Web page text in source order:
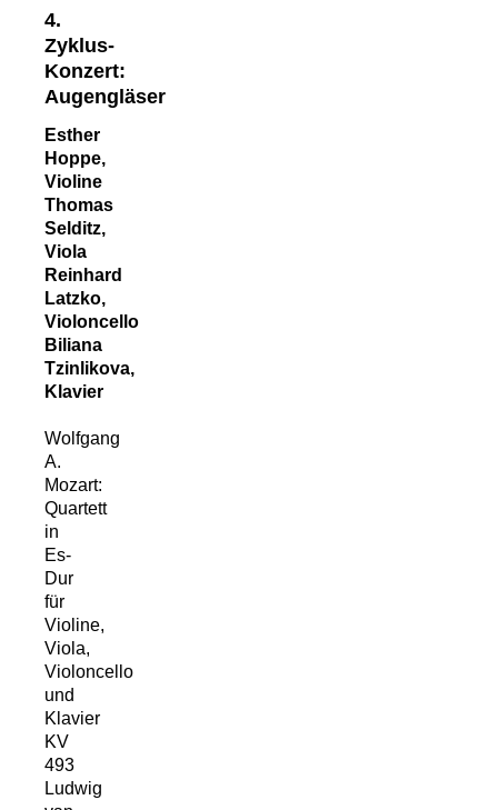
4.
Zyklus-
Konzert:
Augengläser
Esther
Hoppe,
Violine
Thomas
Selditz,
Viola
Reinhard
Latzko,
Violoncello
Biliana
Tzinlikova,
Klavier
Wolfgang
A.
Mozart:
Quartett
in
Es-
Dur
für
Violine,
Viola,
Violoncello
und
Klavier
KV
493
Ludwig